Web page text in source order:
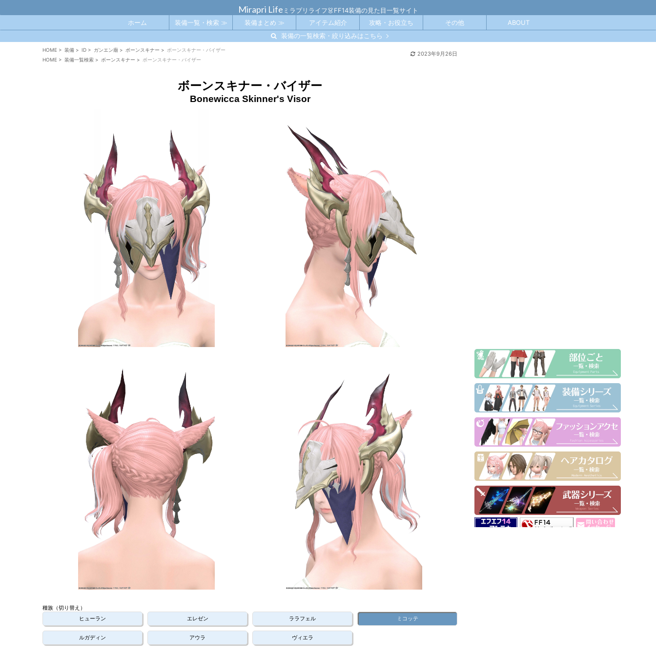
Mirapri Life ミラプリライフ👗FF14装備の見た目一覧サイト
装備の一覧検索・絞り込みはこちら
ホーム 装備一覧・検索 ≫ 装備まとめ ≫ アイテム紹介 攻略・お役立ち その他 ABOUT
HOME > 装備 > ID > ガンエン廟 > ボーンスキナー > ボーンスキナー・バイザー
HOME > 装備一覧検索 > ボーンスキナー > ボーンスキナー・バイザー
2023年9月26日
ボーンスキナー・バイザー
Bonewicca Skinner's Visor
種族（切り替え）
ヒューラン
エレゼン ララフェル ミコッテ
ルガディン アウラ ヴィエラ